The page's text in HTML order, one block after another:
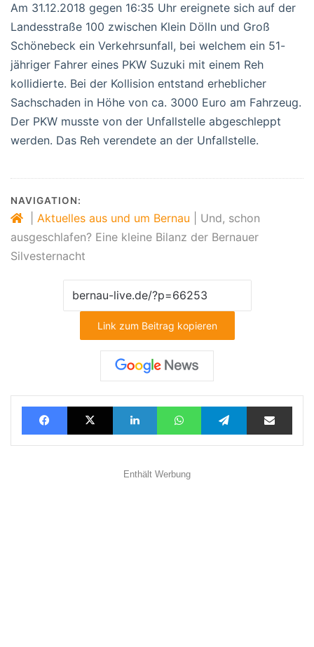
Am 31.12.2018 gegen 16:35 Uhr ereignete sich auf der
Landesstraße 100 zwischen Klein Dölln und Groß
Schönebeck ein Verkehrsunfall, bei welchem ein 51-
jähriger Fahrer eines PKW Suzuki mit einem Reh
kollidierte. Bei der Kollision entstand erheblicher
Sachschaden in Höhe von ca. 3000 Euro am Fahrzeug.
Der PKW musste von der Unfallstelle abgeschleppt
werden. Das Reh verendete an der Unfallstelle.
NAVIGATION:
Aktuelles aus und um Bernau
Und, schon
ausgeschlafen? Eine kleine Bilanz der Bernauer
Silvesternacht
Link zum Beitrag kopieren
FacebookX LinkedInWhatsAppTelegramTeilen via E-Mail
Enthält Werbung